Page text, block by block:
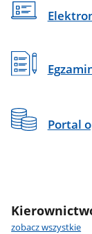
Portal
zobacz wszystkie